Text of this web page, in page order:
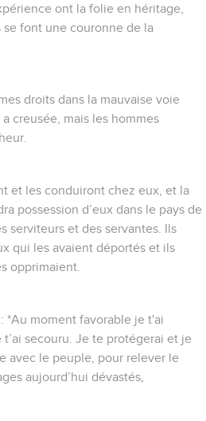
ont la folie en héritage,
se font une couronne de la
droits dans la mauvaise voie
creusée, mais les hommes
et les conduiront chez eux, et la
possession d’eux dans le pays de
serviteurs et des servantes. Ils
qui les avaient déportés et ils
opprimaient.
*Au moment favorable je t'ai
secouru. Je te protégerai et je
avec le peuple, pour relever le
aujourd’hui dévastés,